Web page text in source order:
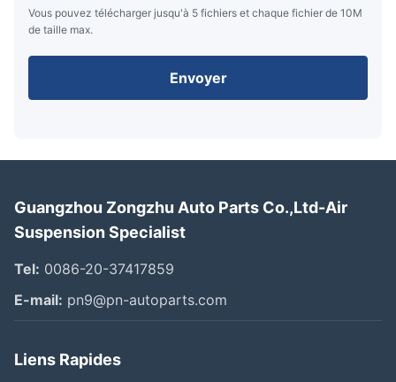
Vous pouvez télécharger jusqu'à 5 fichiers et chaque fichier de 10M
de taille max.
Envoyer
Guangzhou Zongzhu Auto Parts Co.,Ltd-Air
Suspension Specialist
Tel: 0086-20-37417859
E-mail: pn9@pn-autoparts.com
Liens Rapides